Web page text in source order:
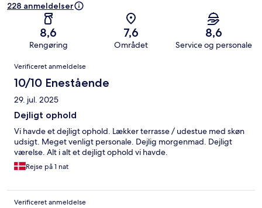
228 anmeldelser
8,6
Rengøring
7,6
Området
8,6
Service og personale
Anmeldelser
Verificeret anmeldelse
10/10 Enestående
29. jul. 2025
Dejligt ophold
Vi havde et dejligt ophold. Lækker terrasse / udestue med skøn
udsigt. Meget venligt personale. Dejlig morgenmad. Dejligt
værelse. Alt i alt et dejligt ophold vi havde.
Rejse på 1 nat
Verificeret anmeldelse